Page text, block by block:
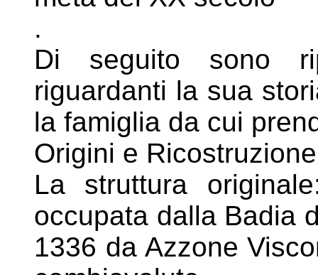
.
Di seguito sono
riguardanti la sua
la famiglia da cui
Origini e Ricostruzione
La struttura
occupata dalla Badia
1336 da Azzone